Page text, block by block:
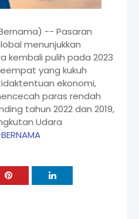
(Bernama) -- Pasaran
menunjukkan
kembali pulih pada 2023
yang kukuh
ekonomi,
paras rendah
tahun 2022 dan 2019,
Udara
BERNAMA